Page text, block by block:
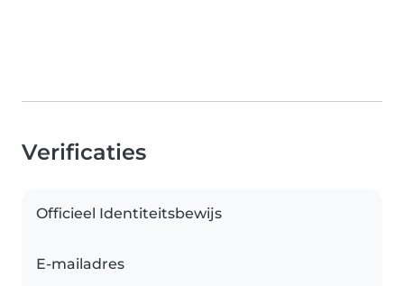
Verificaties
Officieel Identiteitsbewijs
E-mailadres